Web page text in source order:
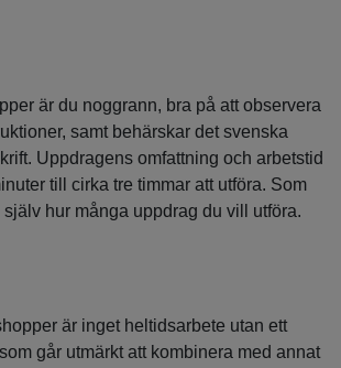
är du noggrann, bra på att observera
samt behärskar det svenska
Uppdragens omfattning och arbetstid
till cirka tre timmar att utföra. Som
hur många uppdrag du vill utföra.
är inget heltidsarbete utan ett
går utmärkt att kombinera med annat